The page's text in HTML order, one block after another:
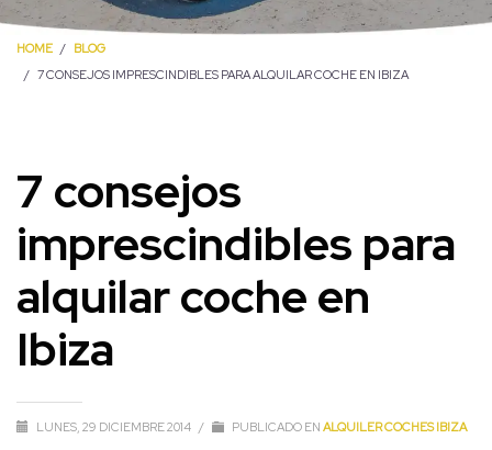
HOME
BLOG
7 CONSEJOS IMPRESCINDIBLES PARA ALQUILAR COCHE EN IBIZA
7 consejos
imprescindibles para
alquilar coche en
Ibiza
LUNES, 29 DICIEMBRE 2014 / PUBLICADO EN ALQUILER COCHES IBIZA